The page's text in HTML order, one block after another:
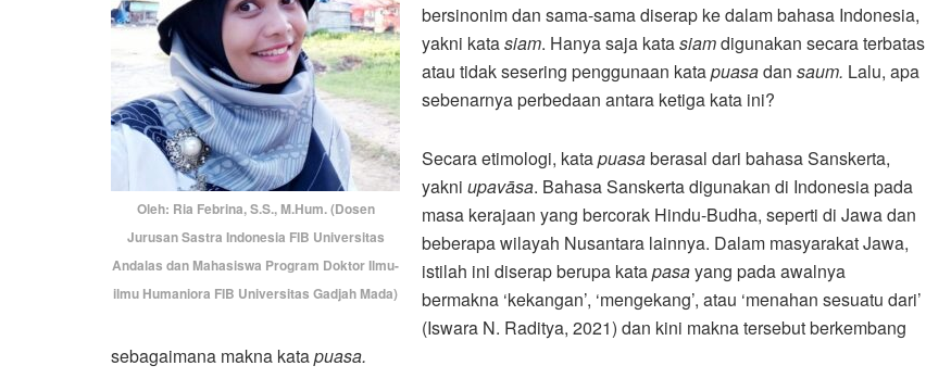
Oleh: Ria Febrina, S.S., M.Hum. (Dosen
Jurusan Sastra Indonesia FIB Universitas
Andalas dan Mahasiswa Program Doktor Ilmu-
ilmu Humaniora FIB Universitas Gadjah Mada)
bersinonim dan sama-sama diserap ke dalam bahasa Indonesia,
yakni katasiam. Hanya saja katasiamdigunakan secara terbatas
atau tidak sesering penggunaan katapuasadan saum. Lalu, apa
sebenarnya perbedaan antara ketiga kata ini?
Secara etimologi, katapuasaberasal dari bahasa Sanskerta,
yakni upavāsa. Bahasa Sanskerta digunakan di Indonesia pada
masa kerajaan yang bercorak Hindu-Budha, seperti di Jawa dan
beberapa wilayah Nusantara lainnya. Dalam masyarakat Jawa,
istilah ini diserap berupa katapasayang pada awalnya
bermakna ‘kekangan’, ‘mengekang’, atau ‘menahan sesuatu dari’
(Iswara N. Raditya, 2021) dan kini makna tersebut berkembang
sebagaimana makna katapuasa.